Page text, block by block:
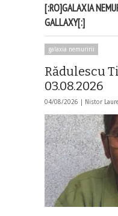
[:RO]GALAXIA
GALLAXY[:]
galaxia nemuririi
Rădulescu
03.08.2026
04/08/2026 | Nistor